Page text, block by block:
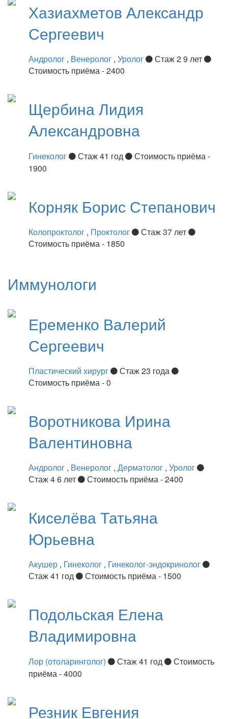
Хазиахметов Александр
Сергеевич
Андролог , Венеролог , Уролог
Стаж 2 9 лет
Стоимость приёма - 2400
ЩербинаЛидия
Александровна
Гинеколог Стаж 41 год
Стоимость приёма -
1900
Корняк Борис Степанович
Колопроктолог , Проктолог
Стаж 37 лет
Стоимость приёма - 1850
Иммунологи
Еременко Валерий
Сергеевич
Пластический хирург
Стаж 23 года
Стоимость приёма - 0
Воротникова Ирина
Валентиновна
Андролог , Венеролог , Дерматолог , Уролог
Стаж 4 6 лет
Стоимость приёма - 2400
КиселёваТатьяна
Юрьевна
Акушер , Гинеколог , Гинеколог-эндокринолог
Стаж 41 год
Стоимость приёма - 1500
Подольская Елена
Владимировна
Лор (отоларинголог) Стаж 41 год
Стоимость
приёма - 4000
Резник Евгения